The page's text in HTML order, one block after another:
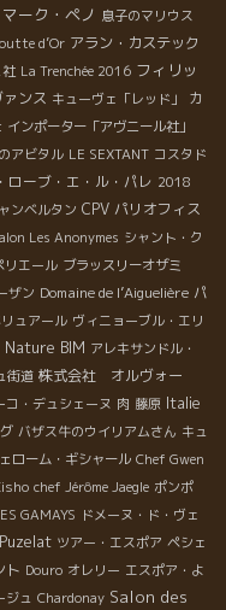
マーク・ペノ 息子のマリウス
d’Or アラン・カステック
La Trenchée 2016 フィリッ
ンス キューヴェ「レッド」
カ
インポーター「アヴニール社」
アビタル LE SEXTANT コスタド
ローブ・エ・ル・パレ 2018
ンベルタン CPV パリオフィス
Les Anonymes シャント・ク
リエール ブラッスリーオザミ
ザン Domaine de l’Aiguelière パ
ュアール ヴィニョーブル・エリ
Nature BIM アレキサンドル・
街道 株式会社 オルヴォー
コ・デュシェーヌ 肉 藤原 Italie
バザス牛のウイリアムさん キュ
ローム・ギシャール Chef Gwen
chef Jérôme Jaegle ポンポ
GAMAYS ドメーヌ・ド・ヴェ
ツアー・エスポア ペシェ
ト Douro オレリー エスポア・よ
ジュ Chardonay Salon des